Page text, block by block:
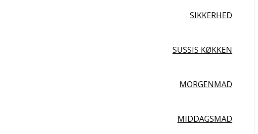
SIKKERHED
SUSSIS KØKKEN
MORGENMAD
MIDDAGSMAD